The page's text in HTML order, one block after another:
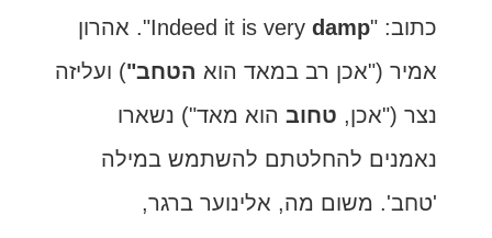
כתוב: "Indeed it is verydamp
". אהרון
אמיר ("אכן רב במאד הוא הטחב") ועליזה
נצר ("אכן, טחוב הוא מאד") נשארו
נאמנים להחלטתם להשתמש במילה
'טחב'. משום מה, אלינוער ברגר,